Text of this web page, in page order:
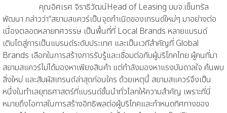
คุณอิศเรศ จิราธิวัฒน์Head of Leasing บมจ.เซ็นทรัล
พัฒนา กล่าวว่า“สยามสแควร์เป็นจุดกำเนิดของเทรนด์ใหม่ๆ มาอย่างต่อ
เนื่องตลอดหลายทศวรรษ เป็นพื้นที่ที่ Local Brands หลายแบรนด์
เติบโตสู่การเป็นแบรนด์ระดับประเทศ และเป็นเวทีสำคัญที่ Global
Brands เลือกในการสร้างการรับรู้และเชื่อมต่อกับผู้บริโภคไทย ผู้คนที่มา
สยามสแควร์ไม่ได้มองหาเพียงสินค้า แต่กำลังมองหาแรงบันดาลใจ ค้นพบ
สิ่งใหม่ และสัมผัสเทรนด์ล่าสุดก่อนใคร ด้วยเหตุนี้ สยามสแควร์จึงเป็น
หนึ่งในทำเลยุทธศาสตร์ที่แบรนด์ชั้นนำทั่วโลกให้ความสำคัญ เพราะที่นี่
หมายถึงโอกาสในการสร้างอิทธิพลต่อผู้บริโภคและกำหนดทิศทางของ